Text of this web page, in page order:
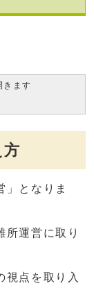
きます
」となりま
所運営に取り
視点を取り入